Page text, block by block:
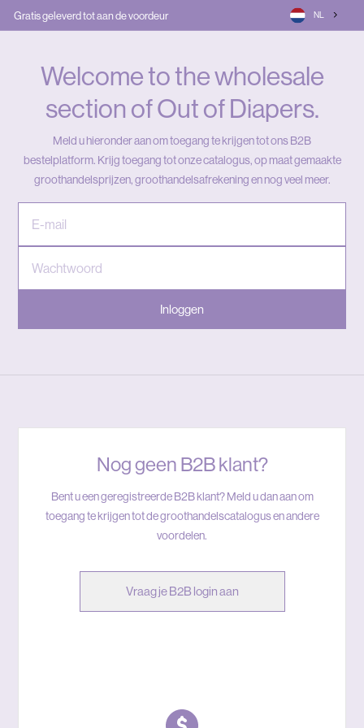
Slideshow
Gratis geleverd tot aan de voordeur NL
Welcome to the wholesale
section of Out of Diapers.
Meld u hieronder aan om toegang te krijgen tot ons B2B
bestelplatform. Krijg toegang tot onze catalogus, op maat gemaakte
groothandelsprijzen, groothandelsafrekening en nog veel meer.
Inloggen
Nog geen B2B klant?
Bent u een geregistreerde B2B klant? Meld u dan aan om
toegang te krijgen tot de groothandelscatalogus en andere
voordelen.
Vraag je B2B login aan